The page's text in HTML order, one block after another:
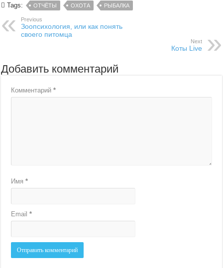
Tags:
ОТЧЁТЫ ОХОТА РЫБАЛКА
Previous
Зоопсихология, или как понять
своего питомца
Next
Коты Live
Добавить комментарий
Комментарий*
Имя*
Email*